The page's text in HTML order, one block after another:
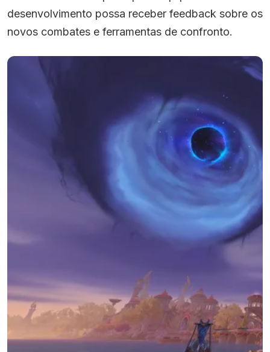
desenvolvimento possa receber feedback sobre os
novos combates e ferramentas de confronto.